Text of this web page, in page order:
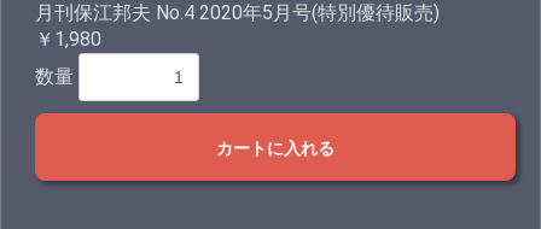
月刊保江邦夫 No.4 2020年5月号(特別優待販売)
￥1,980
数量
カートに入れる